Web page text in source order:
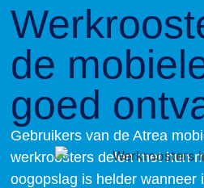
de
goed
Gebruikers van de Atrea
werkroosters delen met hun
oogopslag is helder wanneer